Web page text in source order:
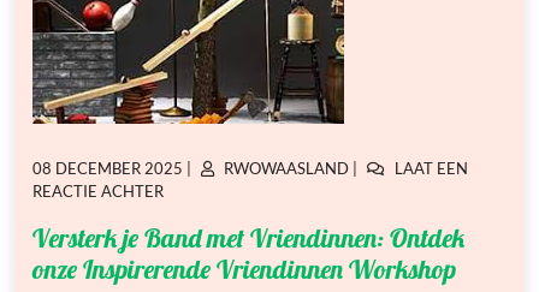
GEPLAATST
OP
08 DECEMBER 2025
GEPLAATST
RWOWAASLAND
LAAT EEN
REACTIE ACHTEROP
JE
BAND
MET
Versterk je Band met Vriendinnen: Ontdek
onze Inspirerende Vriendinnen Workshop